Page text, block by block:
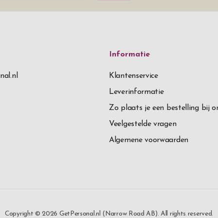
Informatie
Klantenservice
Leverinformatie
Zo plaats je een bestelling bij
Veelgestelde vragen
Algemene voorwaarden
Copyright © 2026 GetPersonal.nl (Narrow Road AB). All rights reserved.